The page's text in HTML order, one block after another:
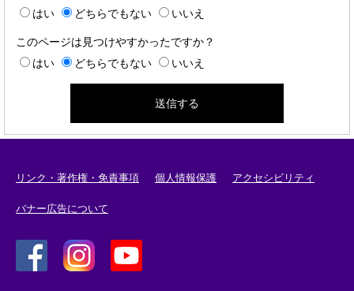
はい
どちらでもない いいえ
このページは見つけやすかったですか？
はい
どちらでもない いいえ
リンク・著作権・免責事項 個人情報保護 アクセシビリティ
バナー広告について